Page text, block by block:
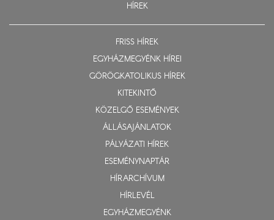
HÍREK
FRISS HÍREK
EGYHÁZMEGYÉNK HÍREI
GÖRÖGKATOLIKUS HÍREK
KITEKINTŐ
KÖZELGŐ ESEMÉNYEK
ÁLLÁSAJÁNLATOK
PÁLYÁZATI HÍREK
ESEMÉNYNAPTÁR
HÍRARCHÍVUM
HÍRLEVÉL
EGYHÁZMEGYÉNK